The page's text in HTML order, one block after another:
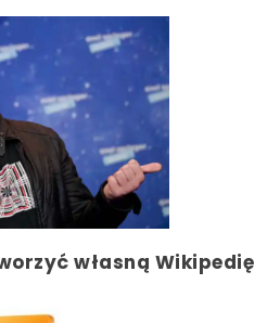
własną Wikipedię